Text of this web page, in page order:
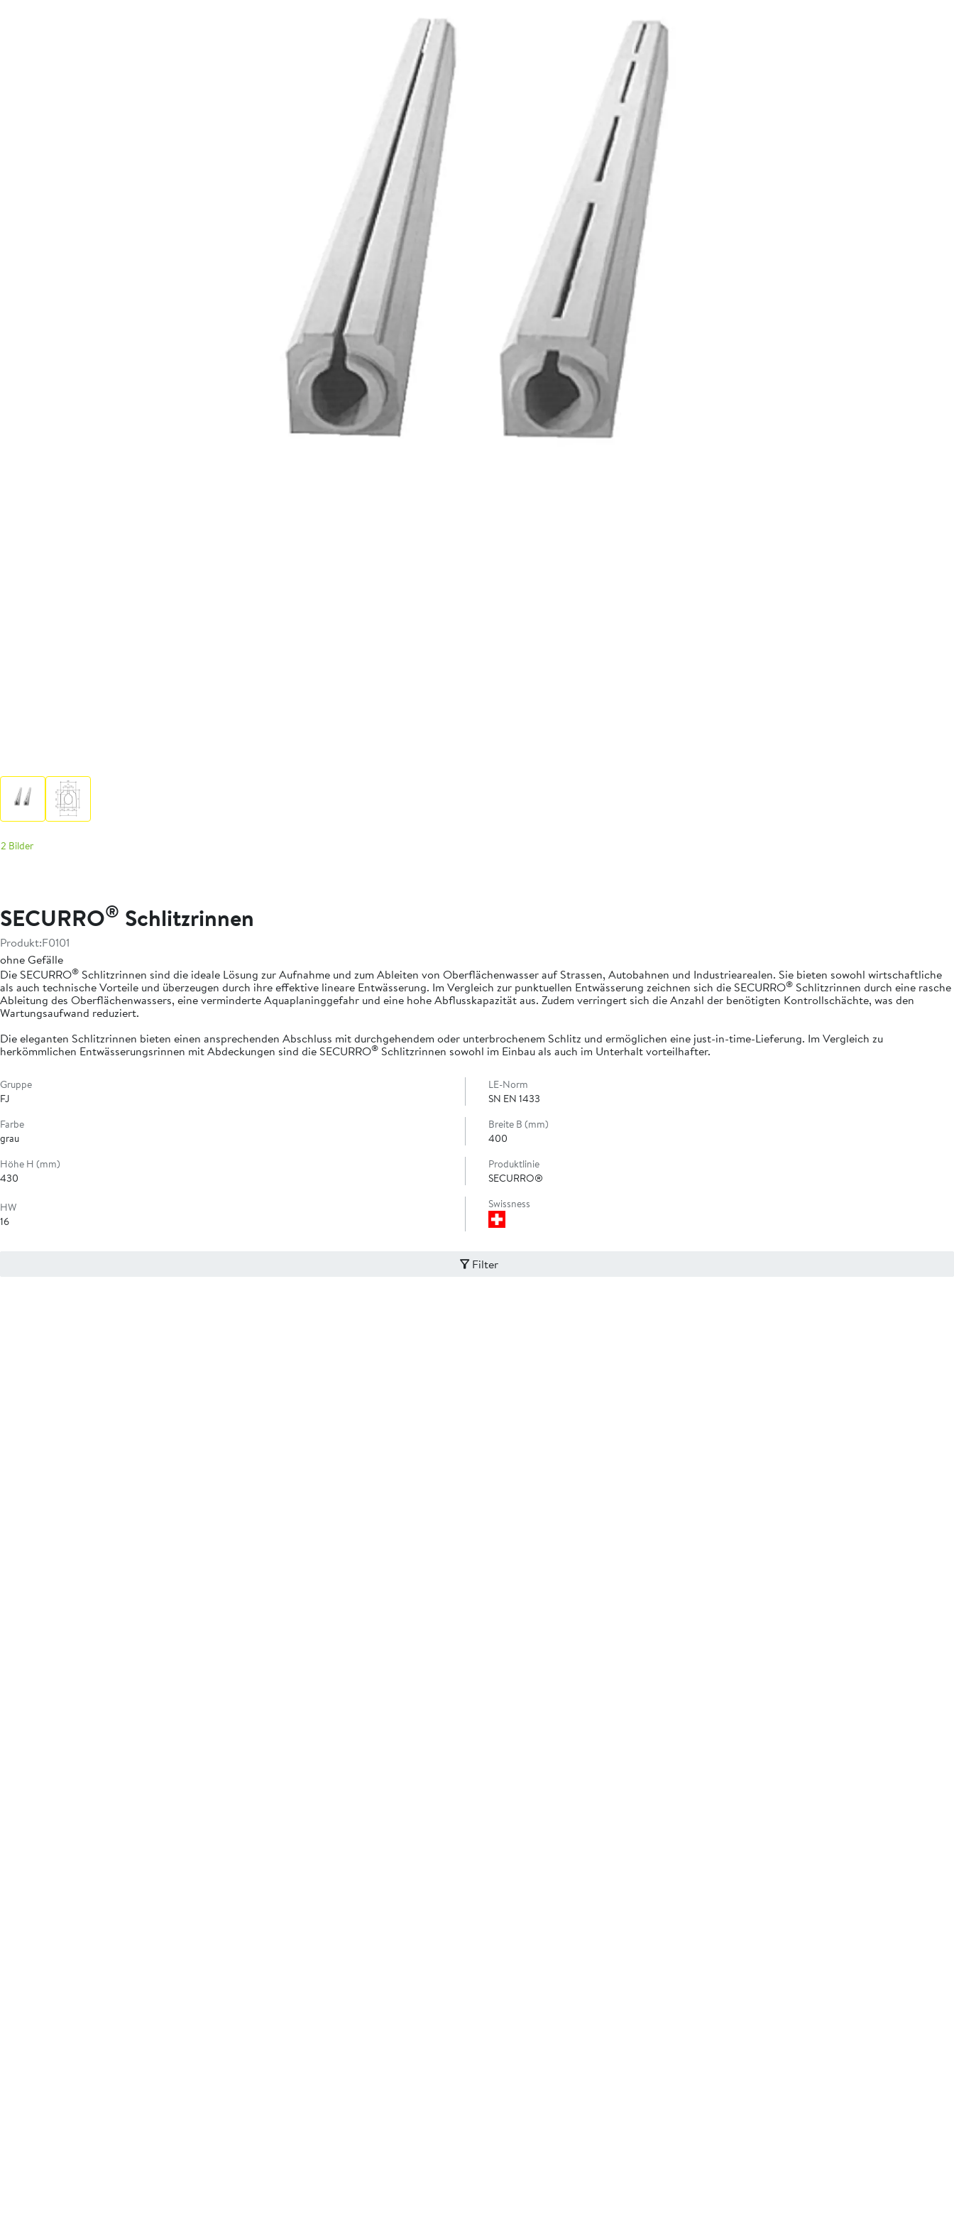
2 Bilder
SECURRO® Schlitzrinnen
Produkt:F0101
ohne Gefälle
Die SECURRO® Schlitzrinnen sind die ideale Lösung zur Aufnahme und zum Ableiten von Oberflächenwasser auf Strassen, Autobahnen und Industriearealen. Sie bieten sowohl wirtschaftliche
als auch technische Vorteile und überzeugen durch ihre effektive lineare Entwässerung. Im Vergleich zur punktuellen Entwässerung zeichnen sich die SECURRO® Schlitzrinnen durch eine rasche
Ableitung des Oberflächenwassers, eine verminderte Aquaplaninggefahr und eine hohe Abflusskapazität aus. Zudem verringert sich die Anzahl der benötigten Kontrollschächte, was den
Wartungsaufwand reduziert.
Die eleganten Schlitzrinnen bieten einen ansprechenden Abschluss mit durchgehendem oder unterbrochenem Schlitz und ermöglichen eine just-in-time-Lieferung. Im Vergleich zu
herkömmlichen Entwässerungsrinnen mit Abdeckungen sind die SECURRO® Schlitzrinnen sowohl im Einbau als auch im Unterhalt vorteilhafter.
Gruppe
FJ
LE-Norm
SN EN 1433
Farbe
grau
Breite B (mm)
400
Höhe H (mm)
430
Produktlinie
SECURRO®
HW
16
Swissness
Filter